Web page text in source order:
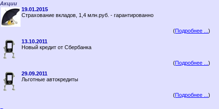
Акции
19.01.2015
Страхование вкладов, 1,4 млн.руб. - гарантированно
(Подробнее ...)
13.10.2011
Новый кредит от Сбербанка
(Подробнее ...)
29.09.2011
Льготные автокредиты
(Подробнее ...)